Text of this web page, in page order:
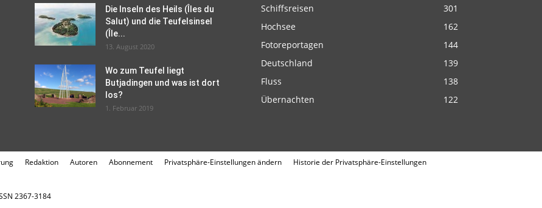
Die Inseln des Heils (Îles du
Salut) und die Teufelsinsel
(Île...
13. August 2020
Wo zum Teufel liegt
Butjadingen und was ist dort
los?
1. Februar 2019
Schiffsreisen
301
Hochsee
162
Fotoreportagen
144
Deutschland
139
Fluss
138
Übernachten
122
Redaktion Autoren Abonnement Privatsphäre-Einstellungen ändern
Historie der Privatsphäre-Einstellungen
2367-3184